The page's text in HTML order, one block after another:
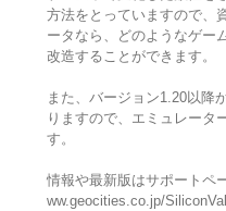
方法をとっていますので、
ータなら、どのようなゲー
改造することができます。
また、バージョン1.20以降
りますので、エミュレータ
す。
情報や最新版はサポートペ
ww.geocities.co.jp/